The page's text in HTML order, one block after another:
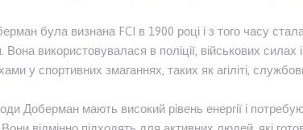
була визнана FCI в 1900 році і з того часу
Вона використовувалася в поліції, військових
у спортивних змаганнях, таких як агіліті,
Доберман мають високий рівень енергії і